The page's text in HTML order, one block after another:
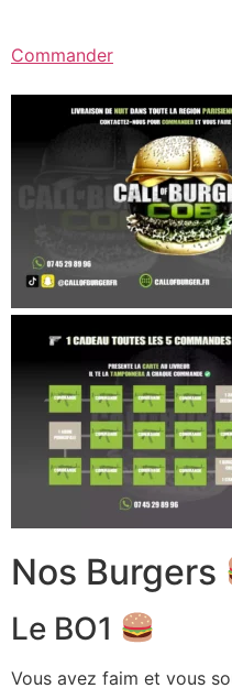
Commander
Nos Burgers
Le BO1
Vous avez faim et vous